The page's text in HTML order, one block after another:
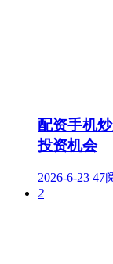
配资手机
投资机会
2026-6-23 47
2